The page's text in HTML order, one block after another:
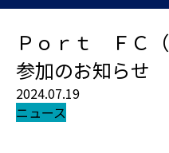
Ｐｏｒｔ ＦＣ
参加のお知らせ
2024.07.19
ニュース